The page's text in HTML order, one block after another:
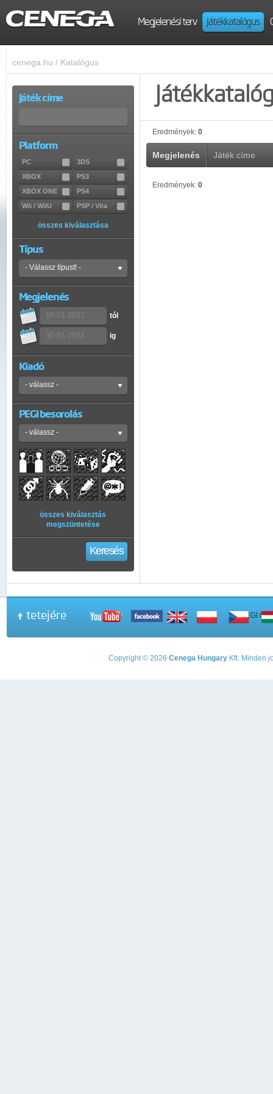
Megjelenési terv Játékkatalógus
cenega.hu / Katalógus
Játék címe
Platform
PC
3DS
XBOX
PS3
XBOX ONE
PS4
Wii / WiiU
PSP / Vita
összes kiválasztása
Típus
Megjelenés
tól
ig
Kiadó
PEGI besorolás
összes kiválasztás
megszüntetése
Keresés
Eredmények: 0
Megjelenés Játék címe
Eredmények: 0
tetejére A PEGI
Copyright © 2026 Cenega Hungary Kft. Minden